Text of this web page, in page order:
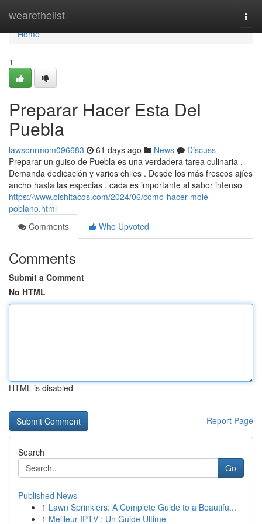
wearethelist
Home
Home
1
Preparar Hacer Esta Del
Puebla
lawsonrmom096683 61 days ago News
Discuss
Preparar un guiso de Puebla es una verdadera tarea culinaria .
Demanda dedicación y varios chiles . Desde los más frescos ajíes
ancho hasta las especias , cada es importante al sabor intenso
https://www.oishitacos.com/2024/06/como-hacer-mole-
poblano.html
Comments
Who Upvoted
Comments
Submit a Comment
No HTML
HTML is disabled
Report Page
Search
Go
Published News
1 Lawn Sprinklers: A Complete Guide to a Beautifu...
1 Meilleur IPTV : Un Guide Ultime